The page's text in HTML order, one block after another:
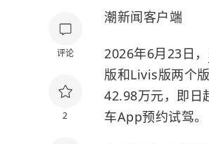
评论
2
潮新闻客户端
2026年6月23日，
版和Livis版两个
42.98万元，即日
车App预约试驾。